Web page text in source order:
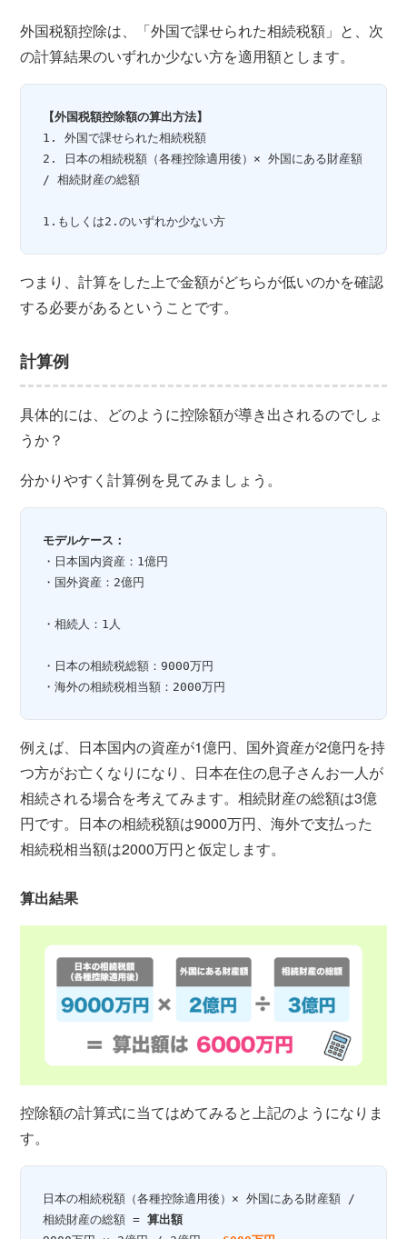
外国税額控除は、「外国で課せられた相続税額」と、次
の計算結果のいずれか少ない方を適用額とします。
【外国税額控除額の算出方法】
1. 外国で課せられた相続税額
2. 日本の相続税額（各種控除適用後）× 外国にある財産額
/ 相続財産の総額
1.もしくは2.のいずれか少ない方
つまり、計算をした上で金額がどちらが低いのかを確認
する必要があるということです。
計算例
具体的には、どのように控除額が導き出されるのでしょ
うか？
分かりやすく計算例を見てみましょう。
モデルケース：
・日本国内資産：1億円
・国外資産：2億円
・相続人：1人
・日本の相続税総額：9000万円
・海外の相続税相当額：2000万円
例えば、日本国内の資産が1億円、国外資産が2億円を持
つ方がお亡くなりになり、日本在住の息子さんお一人が
相続される場合を考えてみます。相続財産の総額は3億
円です。日本の相続税額は9000万円、海外で支払った
相続税相当額は2000万円と仮定します。
算出結果
控除額の計算式に当てはめてみると上記のようになりま
す。
日本の相続税額（各種控除適用後）× 外国にある財産額 /
相続財産の総額 = 算出額